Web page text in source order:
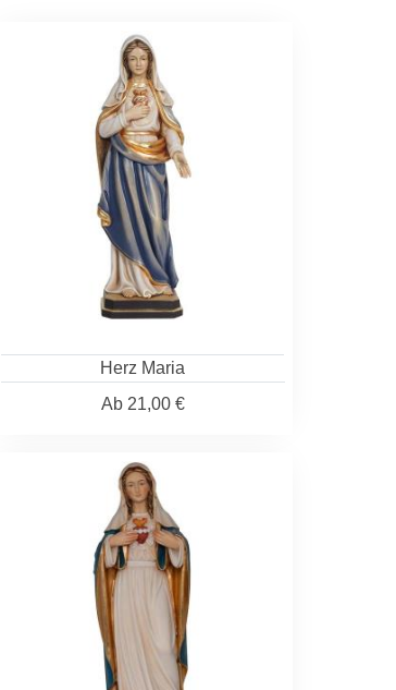
Herz Maria
Ab21,00 €